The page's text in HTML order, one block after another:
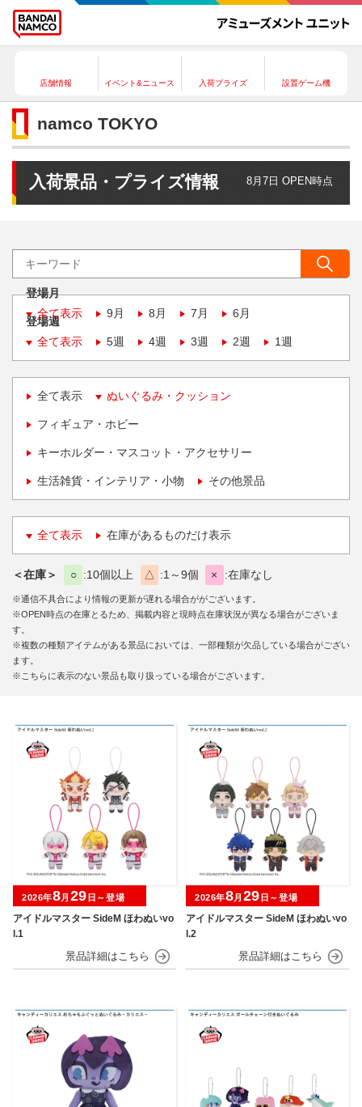
店舗情報 イベント&ニュース 入荷プライズ 設置ゲーム機
namco TOKYO
入荷景品・プライズ情報 8月7日 OPEN時点
登場月
全て表示
9月 8月 7月 6月
登場週
全て表示
5週 4週 3週 2週 1週
全て表示 ぬいぐるみ・クッション
フィギュア・ホビー
キーホルダー・マスコット・アクセサリー
生活雑貨・インテリア・小物 その他景品
全て表示 在庫があるものだけ表示
＜在庫＞ ○ 10個以上 △ 1～9個 × 在庫なし
※通信不具合により情報の更新が遅れる場合ががございます。
※OPEN時点の在庫とるため、掲載内容と現時点在庫状況が異なる場合がございま
す。
※複数の種類アイテムがある景品においては、一部種類が欠品している場合がござい
ます。
※こちらに表示のない景品も取り扱っている場合がございます。
アイドルマスター SideM ほわぬいvo
l.1
2026年8月 29 日～登場
アイドルマスター SideM ほわぬいvo
l.2
2026年8月 29 日～登場